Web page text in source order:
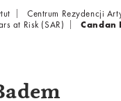
Centrum Rezydencji
at Risk (SAR)
Candan